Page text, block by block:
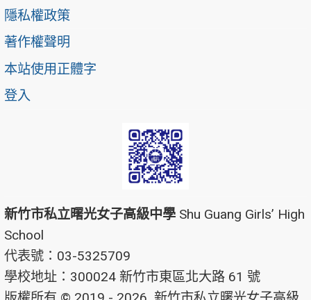
隱私權政策
著作權聲明
本站使用正體字
登入
新竹市私立曙光女子高級中學 Shu Guang Girls’ High
School
代表號：03-5325709
學校地址：300024 新竹市東區北大路 61 號